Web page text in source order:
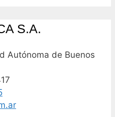
S.A.
Autónoma de Buenos